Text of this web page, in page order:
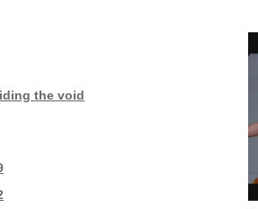
the void